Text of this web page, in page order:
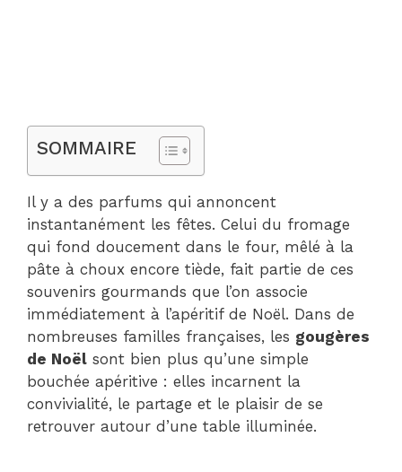
SOMMAIRE
Il y a des parfums qui annoncent
instantanément les fêtes. Celui du fromage
qui fond doucement dans le four, mêlé à la
pâte à choux encore tiède, fait partie de ces
souvenirs gourmands que l’on associe
immédiatement à l’apéritif de Noël. Dans de
nombreuses familles françaises, les gougères
de Noël sont bien plus qu’une simple
bouchée apéritive : elles incarnent la
convivialité, le partage et le plaisir de se
retrouver autour d’une table illuminée.